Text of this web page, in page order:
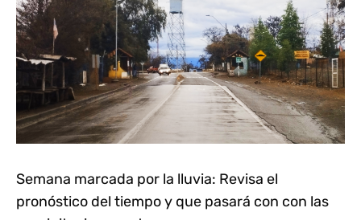
Semana marcada por la lluvia: Revisa el
pronóstico del tiempo y que pasará con con las